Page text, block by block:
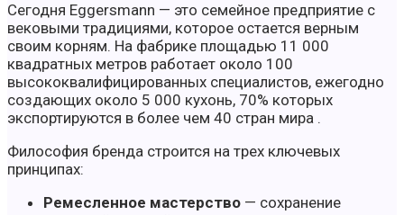
Сегодня Eggersmann — это семейное предприятие с
вековыми традициями, которое остается верным
своим корням. На фабрике площадью 11 000
квадратных метров работает около 100
высококвалифицированных специалистов, ежегодно
создающих около 5 000 кухонь, 70% которых
экспортируются в более чем 40 стран мира .
Философия бренда строится на трех ключевых
принципах:
Ремесленное мастерство — сохранение